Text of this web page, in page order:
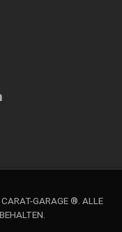
GARAGE ®. ALLE